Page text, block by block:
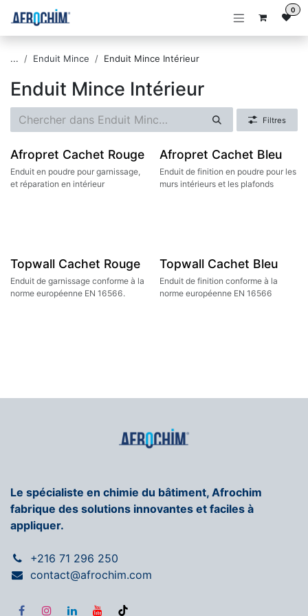
Se rendre au contenu 0
... Enduit Mince Enduit Mince Intérieur
Enduit Mince Intérieur
Filtres
Afropret Cachet Rouge
Enduit en poudre pour garnissage,
et réparation en intérieur
Afropret Cachet Bleu
Enduit de finition en poudre pour les
murs intérieurs et les plafonds
Topwall Cachet Rouge
Enduit de garnissage conforme à la
norme européenne EN 16566.
Topwall Cachet Bleu
Enduit de finition conforme à la
norme européenne EN 16566
Le spécialiste en chimie du bâtiment, Afrochim
fabrique des solutions innovantes et faciles à
appliquer.
+216 71 296 250
contact@afrochim.com